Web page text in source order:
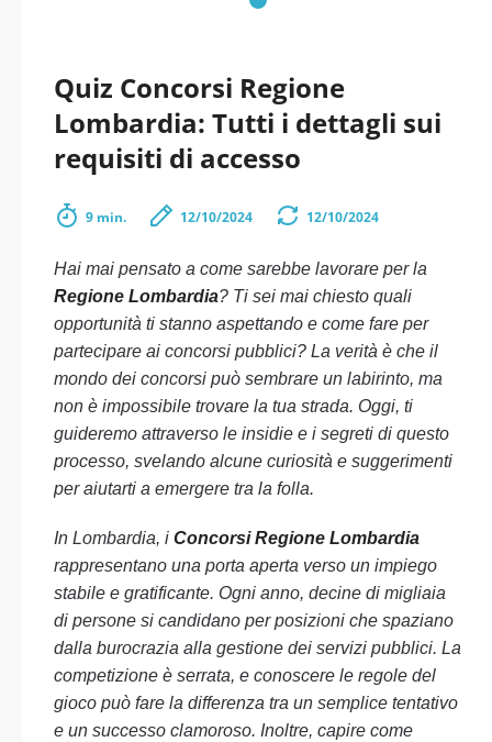
Quiz Concorsi Regione
Lombardia: Tutti i dettagli sui
requisiti di accesso
9 min. 12/10/2024 12/10/2024
Hai mai pensato a come sarebbe lavorare per la
Regione Lombardia? Ti sei mai chiesto quali
opportunità ti stanno aspettando e come fare per
partecipare ai concorsi pubblici? La verità è che il
mondo dei concorsi può sembrare un labirinto, ma
non è impossibile trovare la tua strada. Oggi, ti
guideremo attraverso le insidie e i segreti di questo
processo, svelando alcune curiosità e suggerimenti
per aiutarti a emergere tra la folla.
In Lombardia, i Concorsi Regione Lombardia
rappresentano una porta aperta verso un impiego
stabile e gratificante. Ogni anno, decine di migliaia
di persone si candidano per posizioni che spaziano
dalla burocrazia alla gestione dei servizi pubblici. La
competizione è serrata, e conoscere le regole del
gioco può fare la differenza tra un semplice tentativo
e un successo clamoroso. Inoltre, capire come